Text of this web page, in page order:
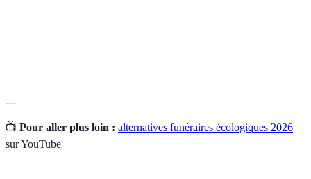
---
📺 Pour aller plus loin : alternatives funéraires écologiques 2026
sur YouTube